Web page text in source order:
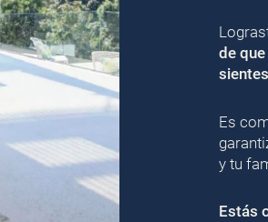
de
Es
y tu
Estás